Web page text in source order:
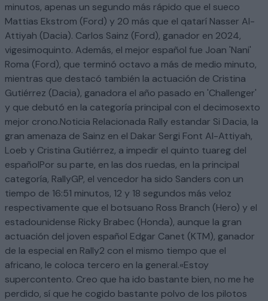
minutos, apenas un segundo más rápido que el sueco
Mattias Ekstrom (Ford) y 20 más que el qatarí Nasser Al-
Attiyah (Dacia). Carlos Sainz (Ford), ganador en 2024,
vigesimoquinto. Además, el mejor español fue Joan 'Nani'
Roma (Ford), que terminó octavo a más de medio minuto,
mientras que destacó también la actuación de Cristina
Gutiérrez (Dacia), ganadora el año pasado en 'Challenger'
y que debutó en la categoría principal con el decimosexto
mejor crono.Noticia Relacionada Rally estandar Si Dacia, la
gran amenaza de Sainz en el Dakar Sergi Font Al-Attiyah,
Loeb y Cristina Gutiérrez, a impedir el quinto tuareg del
españolPor su parte, en las dos ruedas, en la principal
categoría, RallyGP, el vencedor ha sido Sanders con un
tiempo de 16:51 minutos, 12 y 18 segundos más veloz
respectivamente que el botsuano Ross Branch (Hero) y el
estadounidense Ricky Brabec (Honda), aunque la gran
actuación del joven español Edgar Canet (KTM), ganador
de la especial en Rally2 con el mismo tiempo que el
africano, le coloca tercero en la general.«Estoy
supercontento. Creo que ha ido bastante bien, no me he
perdido, sí que he cogido bastante polvo de los pilotos